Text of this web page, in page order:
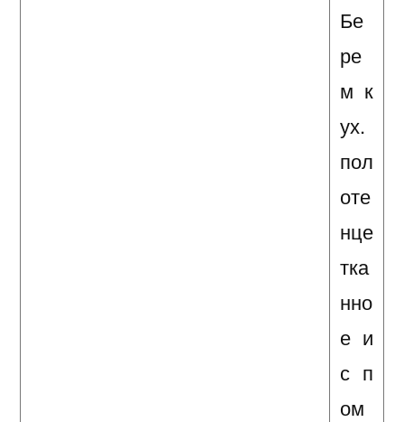
Бе
ре
м к
ух.
пол
оте
нце
тка
нно
е и
с п
ом